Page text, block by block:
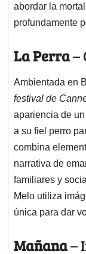
abordar la
profundamente
La Perra–
Ambientada en
festival de
apariencia de
a su fiel perro
combina
narrativa de
familiares y
Melo utiliza
única para dar
Mañana–